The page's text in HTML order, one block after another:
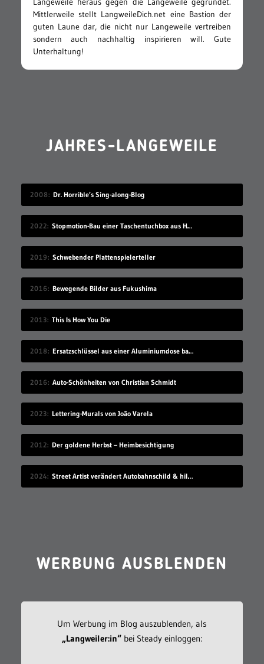
Mittlerweile stellt LangweileDich.net eine Bastion der
guten Laune dar, die nicht nur Langeweile vertreiben
sondern auch nachhaltig inspirieren will. Gute
Unterhaltung!
JAHRES-LANGEWEILE
2008 Dr. Horrible’s Sing-along-Blog
2022 Stopmotion-Bau einer Taschentuchbox aus Holz
2019 Schwebender Plattenspielerteller
2016 Bewegende Bilder aus Fukushima
2013 This Is How You Die
2018 Ersatzschlüssel aus einer Aluminiumdose basteln
2016 Auto-Schönheiten von Christian Schmidt
2023 Lettering-Murals von João Varela
2012 Der goldene Herbst – Heimbesichtigung
2024 Street Artist verändert Autobahnschild & hilft damit etlichen Autofahrenden
WERBUNG AUSBLENDEN
Um Werbung im Blog auszublenden, als
„Langweiler:in“bei Steady einloggen: